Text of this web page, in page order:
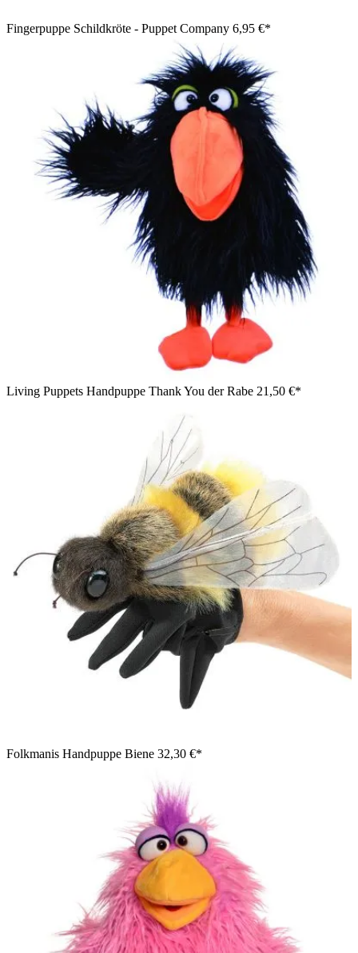
Fingerpuppe Schildkröte - Puppet Company 6,95 €*
Living Puppets Handpuppe Thank You der Rabe 21,50 €*
Folkmanis Handpuppe Biene 32,30 €*